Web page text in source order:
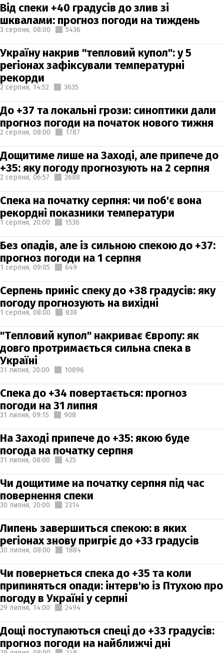
Від спеки +40 градусів до злив зі
шквалами: прогноз погоди на тиждень
3 серпня, 08:00 5436
Україну накрив "тепловий купол": у 5
регіонах зафіксували температурні
рекорди
2 серпня, 14:52 3635
До +37 та локальні грози: синоптики дали
прогноз погоди на початок нового тижня
2 серпня, 08:00 1787
Дощитиме лише на Заході, але припече до
+35: яку погоду прогнозують на 2 серпня
2 серпня, 06:57 2688
Спека на початку серпня: чи поб'є вона
рекордні показники температури
1 серпня, 20:00 1536
Без опадів, але із сильною спекою до +37:
прогноз погоди на 1 серпня
1 серпня, 09:05 649
Серпень приніс спеку до +38 градусів: яку
погоду прогнозують на вихідні
1 серпня, 08:00 838
"Тепловий купол" накриває Європу: як
довго протримається сильна спека в
Україні
31 липня, 20:00 10896
Спека до +34 повертається: прогноз
погоди на 31 липня
31 липня, 09:15 908
На Заході припече до +35: якою буде
погода на початку серпня
31 липня, 08:00 425
Чи дощитиме на початку серпня під час
повернення спеки
30 липня, 20:00 2314
Липень завершиться спекою: в яких
регіонах знову пригріє до +33 градусів
30 липня, 08:00 1884
Чи повернеться спека до +35 та коли
припиняться опади: інтерв'ю із Птухою про
погоду в Україні у серпні
29 липня, 14:00 2494
Дощі поступаються спеці до +33 градусів:
прогноз погоди на найближчі дні